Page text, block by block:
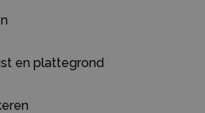
en plattegrond